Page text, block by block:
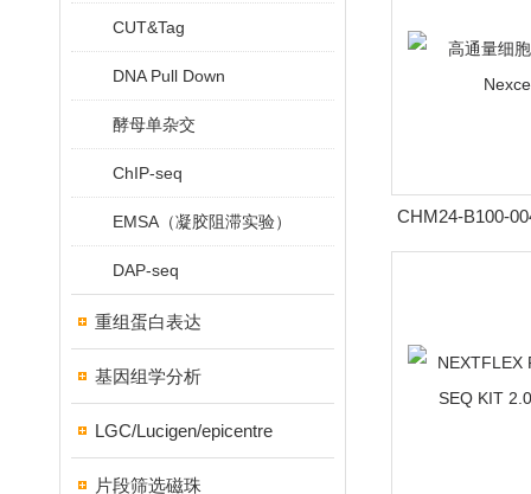
CUT&Tag
DNA Pull Down
酵母单杂交
ChIP-seq
EMSA（凝胶阻滞实验）
DAP-seq
重组蛋白表达
基因组学分析
LGC/Lucigen/epicentre
片段筛选磁珠
CHM24-B100-
数板 8x3